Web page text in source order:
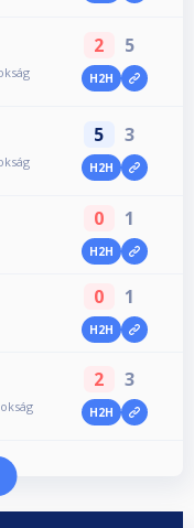
2 5
H2H
5 3
H2H
0 1
H2H
0 1
H2H
2 3
H2H